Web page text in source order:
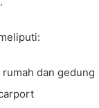
rumah dan gedung